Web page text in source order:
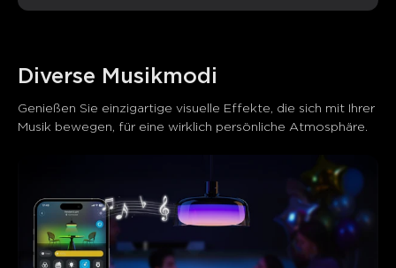
Diverse Musikmodi
Genießen Sie einzigartige visuelle Effekte, die sich mit Ihrer
Musik bewegen, für eine wirklich persönliche Atmosphäre.